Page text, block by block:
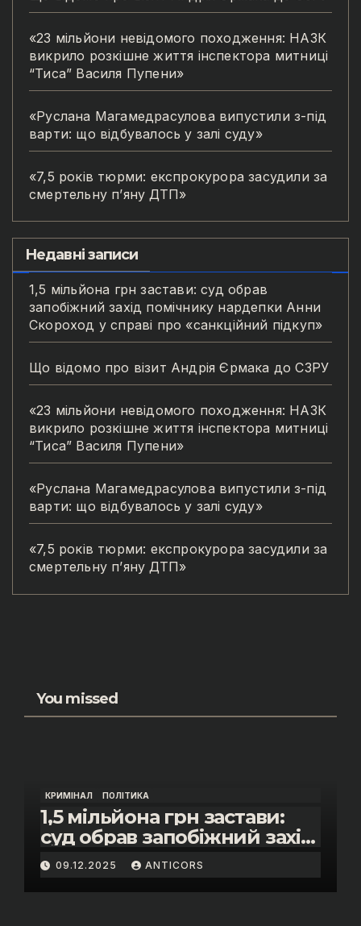
«23 мільйони невідомого походження: НАЗК
викрило розкішне життя інспектора митниці
“Тиса” Василя Пупени»
«Руслана Магамедрасулова випустили з-під
варти: що відбувалось у залі суду»
«7,5 років тюрми: експрокурора засудили за
смертельну п’яну ДТП»
Недавні записи
1,5 мільйона грн застави: суд обрав
запобіжний захід помічнику нардепки Анни
Скороход у справі про «санкційний підкуп»
Що відомо про візит Андрія Єрмака до СЗРУ
«23 мільйони невідомого походження: НАЗК
викрило розкішне життя інспектора митниці
“Тиса” Василя Пупени»
«Руслана Магамедрасулова випустили з-під
варти: що відбувалось у залі суду»
«7,5 років тюрми: експрокурора засудили за
смертельну п’яну ДТП»
You missed
КРИМІНАЛ ПОЛІТИКА
1,5 мільйона грн застави:
суд обрав запобіжний захід
помічнику нардепки Анни
Скороход у справі про
«санкційний підкуп»
09.12.2025 ANTICORS